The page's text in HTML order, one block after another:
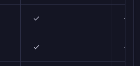
✓ ✓
✓ ✓